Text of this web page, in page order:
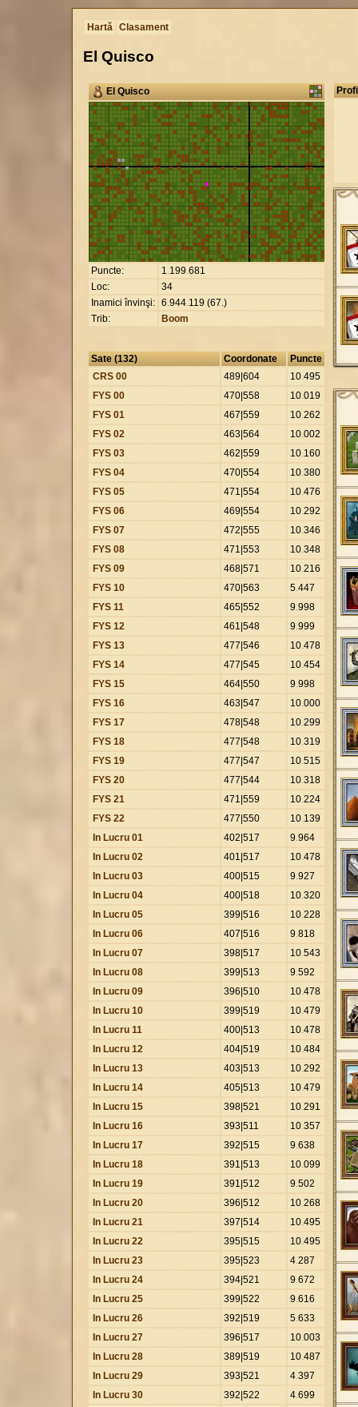
Hartă Clasament
El Quisco
El Quisco
Puncte: 1.199.681
Loc:
34
Inamici învinşi: 6.944.119 (67.)
Trib:
Boom
Sate (132) Coordonate
Puncte
CRS 00
489|604 10.495
FYS 00
470|558 10.019
FYS 01
467|559 10.262
FYS 02
463|564 10.002
FYS 03
462|559 10.160
FYS 04
470|554 10.380
FYS 05
471|554 10.476
FYS 06
469|554 10.292
FYS 07
472|555 10.346
FYS 08
471|553 10.348
FYS 09
468|571 10.216
FYS 10
470|563 5.447
FYS 11
465|552 9.998
FYS 12
461|548 9.999
FYS 13
477|546 10.478
FYS 14
477|545 10.454
FYS 15
464|550 9.998
FYS 16
463|547 10.000
FYS 17
478|548 10.299
FYS 18
477|548 10.319
FYS 19
477|547 10.515
FYS 20
477|544 10.318
FYS 21
471|559 10.224
FYS 22
477|550 10.139
In Lucru 01
402|517 9.964
In Lucru 02
401|517 10.478
In Lucru 03
400|515 9.927
In Lucru 04
400|518 10.320
In Lucru 05
399|516 10.228
In Lucru 06
407|516 9.818
In Lucru 07
398|517 10.543
In Lucru 08
399|513 9.592
In Lucru 09
396|510 10.478
In Lucru 10
399|519 10.479
In Lucru 11
400|513 10.478
In Lucru 12
404|519 10.484
In Lucru 13
403|513 10.292
In Lucru 14
405|513 10.479
In Lucru 15
398|521 10.291
In Lucru 16
393|511 10.357
In Lucru 17
392|515 9.638
In Lucru 18
391|513 10.099
In Lucru 19
391|512 9.502
In Lucru 20
396|512 10.268
In Lucru 21
397|514 10.495
In Lucru 22
395|515 10.495
In Lucru 23
395|523 4.287
In Lucru 24
394|521 9.672
In Lucru 25
399|522 9.616
In Lucru 26
392|519 5.633
In Lucru 27
396|517 10.003
In Lucru 28
389|519 10.487
In Lucru 29
393|521 4.397
In Lucru 30
392|522 4.699